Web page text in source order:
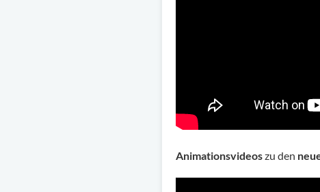
Animationsvideoszu den